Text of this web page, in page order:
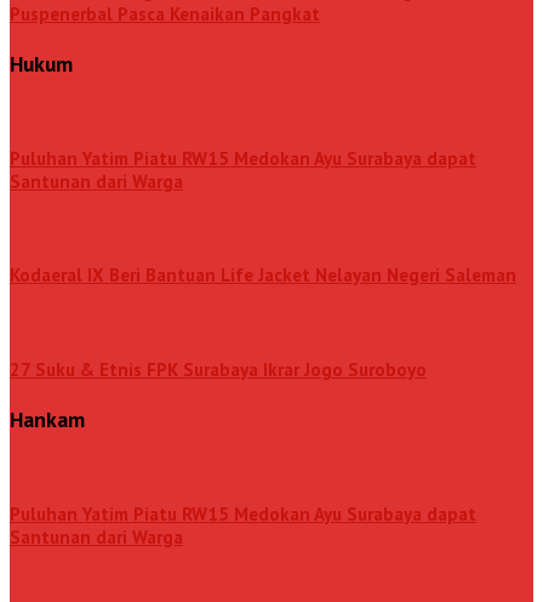
Puspenerbal Pasca Kenaikan Pangkat
Hukum
Puluhan Yatim Piatu RW15 Medokan Ayu Surabaya dapat
Santunan dari Warga
Kodaeral IX Beri Bantuan Life Jacket Nelayan Negeri Saleman
27 Suku & Etnis FPK Surabaya Ikrar Jogo Suroboyo
Hankam
Puluhan Yatim Piatu RW15 Medokan Ayu Surabaya dapat
Santunan dari Warga